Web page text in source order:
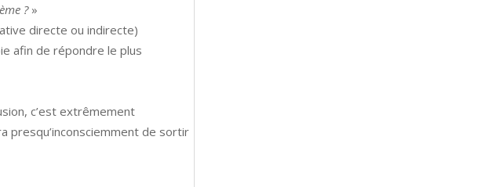
? »
directe ou indirecte)
afin de répondre le plus
c’est extrêmement
presqu’inconsciemment de sortir